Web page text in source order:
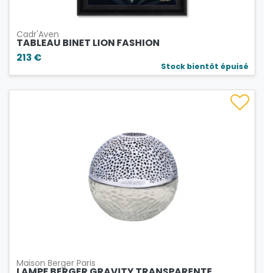
Cadr'Aven
TABLEAU BINET LION FASHION
213 €
Stock bientôt épuisé
Maison Berger Paris